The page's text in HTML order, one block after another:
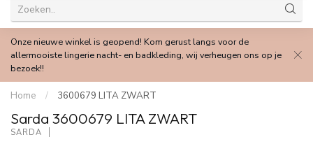
Onze nieuwe winkel is geopend! Kom gerust langs voor de
allermooiste lingerie nacht- en badkleding, wij verheugen ons op je
bezoek!!
Home / 3600679 LITA ZWART
Sarda 3600679 LITA ZWART
SARDA